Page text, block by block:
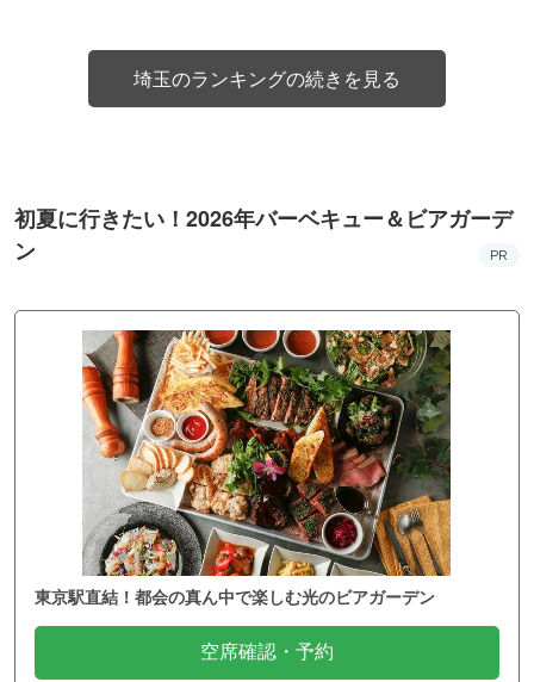
埼玉のランキングの続きを見る
初夏に行きたい！2026年バーベキュー＆ビアガーデ
ン
PR
東京駅直結！都会の真ん中で楽しむ光のビアガーデン
空席確認・予約